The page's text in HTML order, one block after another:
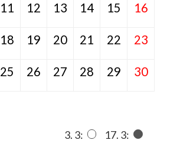
11 12 13 14 15 16
18 19 20 21 22 23
25 26 27 28 29 30
3. 3: 17. 3: